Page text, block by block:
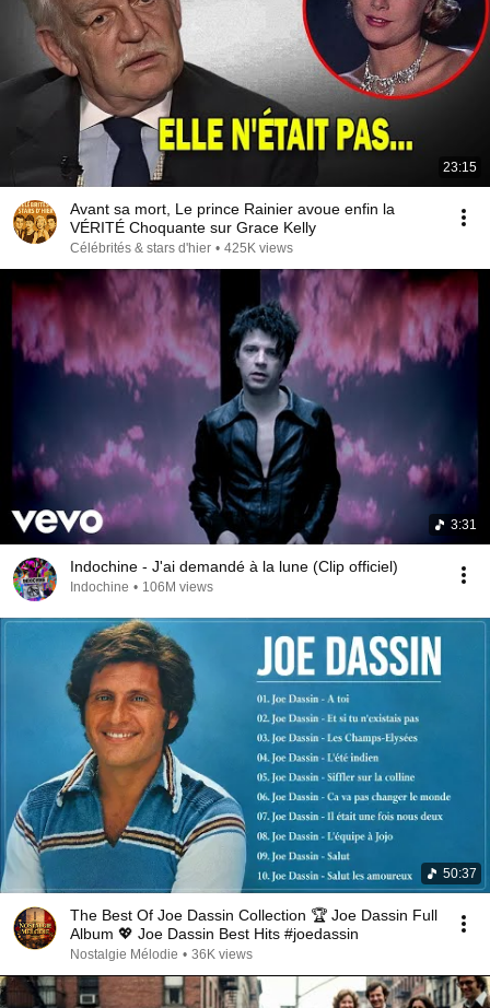
23:15
Avant sa mort, Le prince Rainier avoue enfin la
VÉRITÉ Choquante sur Grace Kelly
Célébrités & stars d'hier • 425K views
3:31
Indochine - J'ai demandé à la lune (Clip officiel)
Indochine • 106M views
50:37
The Best Of Joe Dassin Collection 🏆 Joe Dassin Full
Album 💖 Joe Dassin Best Hits #joedassin
Nostalgie Mélodie • 36K views